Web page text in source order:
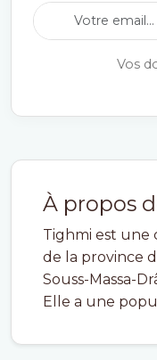
À propos
Tighmi est une
de la province
Souss-Massa-
Elle a une
Vos